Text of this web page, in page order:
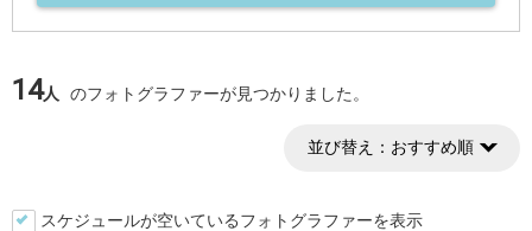
14人 のフォトグラファーが見つかりました。
並び替え： おすすめ順
スケジュールが空いているフォトグラファーを表示